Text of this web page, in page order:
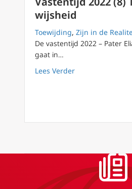
wijsheid
Toewijding, Zijn in de
De vastentijd 2022 – Pater
gaat in…
Lees Verderabout Vastentijd